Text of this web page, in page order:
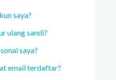
saya?
ulang sandi?
saya?
email terdaftar?